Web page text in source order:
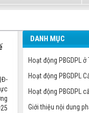
DANH MỤC
Hoạt động PBGDPL
Hoạt động PBGDPL
Hoạt động PBGDPL
Giới thiệu nội dung